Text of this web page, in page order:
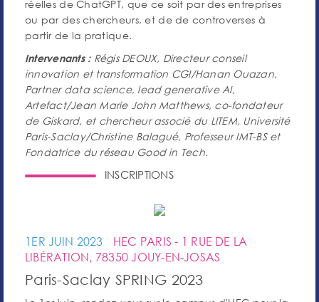
réelles de ChatGPT, que ce soit par des entreprises
ou par des chercheurs, et de de controverses à
partir de la pratique.
Intervenants : Régis DEOUX, Directeur conseil
innovation et transformation CGI/Hanan Ouazan,
Partner data science, lead generative AI,
Artefact/Jean Marie John Matthews, co-fondateur
de Giskard, et chercheur associé du LITEM, Université
Paris-Saclay/Christine Balagué, Professeur IMT-BS et
Fondatrice du réseau Good in Tech.
INSCRIPTIONS
1ER JUIN 2023
HEC PARIS - 1 RUE DE LA
LIBÉRATION, 78350 JOUY-EN-JOSAS
Paris-Saclay SPRING 2023